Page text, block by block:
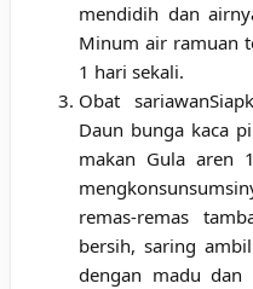
mendidih dan
Minum air ramuan
1 hari sekali.
Obat
Daun bunga kaca
makan Gula aren
remas-remas
bersih, saring
dengan madu dan